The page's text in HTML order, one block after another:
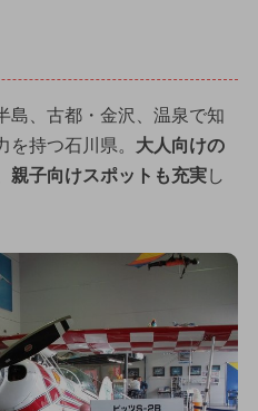
島、古都・金沢、温泉で知
を持つ石川県。 大人向けの
親子向けスポットも充実し